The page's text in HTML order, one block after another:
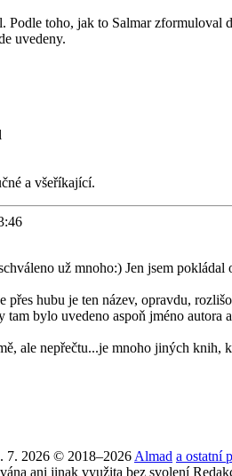
Podle toho, jak to Salmar
uvedeny.
a všeříkající.
už mnoho:) Jen jsem pokládal
hubu je ten název, opravdu,
bylo uvedeno aspoň jméno autora
ale nepřečtu...je mnoho jiných knih,
7. 2026 © 2018–2026 Almad a ostatní
ani jinak využita bez svolení